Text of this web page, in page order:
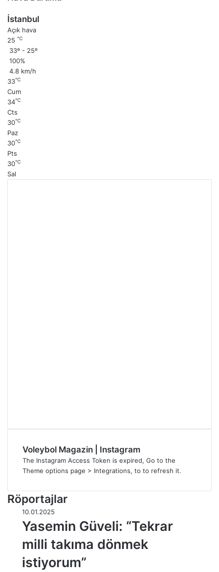
İstanbul
Açık hava
25 ℃
33º - 25º
100%
4.8 km/h
33℃
Cum
34℃
Cts
30℃
Paz
30℃
Pts
30℃
Sal
Voleybol Magazin | Instagram
The Instagram Access Token is expired, Go to the
Theme options page > Integrations, to to refresh it.
Röportajlar
10.01.2025
Yasemin Güveli: “Tekrar
milli takıma dönmek
istiyorum”